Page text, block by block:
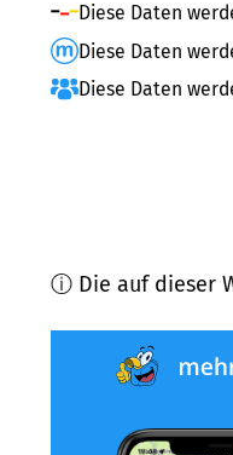
Diese Daten
Diese Daten
Diese Daten
ⓘ Die auf dieser